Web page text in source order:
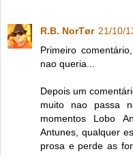
R.B. NorTør 21/10/
Primeiro
nao queria...
Depois um
muito nao passa
momentos Lobo
Antunes, qualquer
prosa e perde as